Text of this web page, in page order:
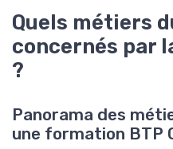
Quels métiers
concernés par
?
Panorama des
une formation BTP